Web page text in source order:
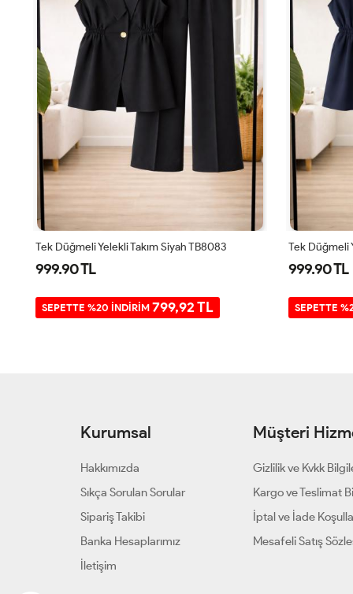
Tek Düğmeli Yelekli Takım Siyah TB8083
999.90 TL
SEPETTE %20 İNDİRİM 799,92 TL
Tek Düğmeli
999.90 TL
SEPETTE
Kurumsal
Hakkımızda
Sıkça Sorulan Sorular
Sipariş Takibi
Banka Hesaplarımız
İletişim
Müşteri
Gizlilik ve Kvkk
Kargo ve Teslimat
İptal ve İade
Mesafeli Satış